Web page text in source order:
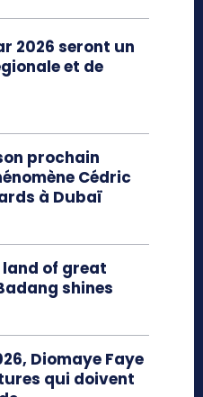
2026 seront un
et de
prochain
Cédric
à Dubaï
land of great
shines
Diomaye Faye
qui doivent